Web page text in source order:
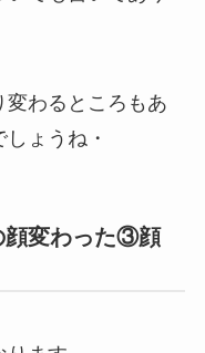
わるところもあ
ょうね・
顔変わった③顔